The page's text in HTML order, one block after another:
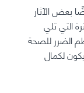
بعض الآثار
التي تلي
الضرر للصحة
لكمال